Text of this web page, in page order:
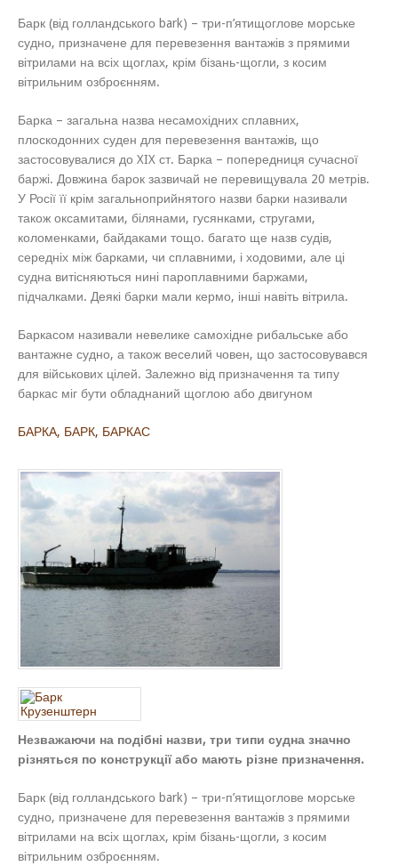
Барк (від голландського bark) – три-п’ятищоглове морське
судно, призначене для перевезення вантажів з прямими
вітрилами на всіх щоглах, крім бізань-щогли, з косим
вітрильним озброєнням.
Барка – загальна назва несамохідних сплавних,
плоскодонних суден для перевезення вантажів, що
застосовувалися до XIX ст. Барка – попередниця сучасної
баржі. Довжина барок зазвичай не перевищувала 20 метрів.
У Росії її крім загальноприйнятого назви барки називали
також оксамитами, білянами, гусянками, стругами,
коломенками, байдаками тощо. багато ще назв судів,
середніх між барками, чи сплавними, і ходовими, але ці
судна витісняються нині пароплавними баржами,
підчалками. Деякі барки мали кермо, інші навіть вітрила.
Баркасом називали невелике самохідне рибальське або
вантажне судно, а також веселий човен, що застосовувався
для військових цілей. Залежно від призначення та типу
баркас міг бути обладнаний щоглою або двигуном
БАРКА, БАРК, БАРКАС
Незважаючи на подібні назви, три типи судна значно
різняться по конструкції або мають різне призначення.
Барк (від голландського bark) – три-п’ятищоглове морське
судно, призначене для перевезення вантажів з прямими
вітрилами на всіх щоглах, крім бізань-щогли, з косим
вітрильним озброєнням.